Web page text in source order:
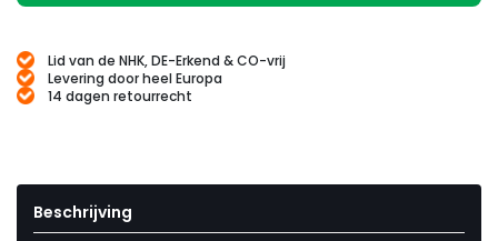
Lid van de NHK, DE-Erkend & CO-vrij
Levering door heel Europa
14 dagen retourrecht
Beschrijving